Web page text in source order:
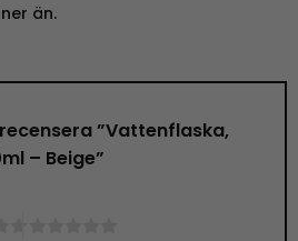
än.
”Vattenflaska,
– Beige”